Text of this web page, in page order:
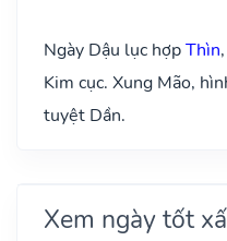
Ngày Dậu lục hợpThìn
Kim cục. Xung Mão,
tuyệt Dần.
Xem ngày tốt